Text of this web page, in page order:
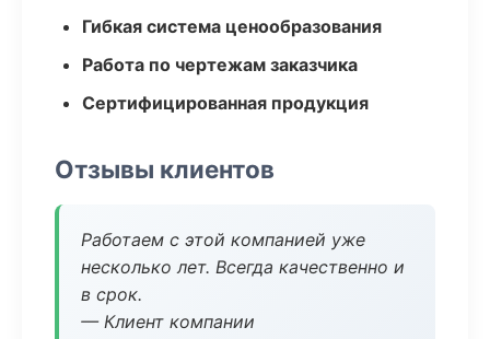
Гибкая система ценообразования
Работа по чертежам заказчика
Сертифицированная продукция
Отзывы клиентов
Работаем с этой компанией уже
несколько лет. Всегда качественно и
в срок.
— Клиент компании